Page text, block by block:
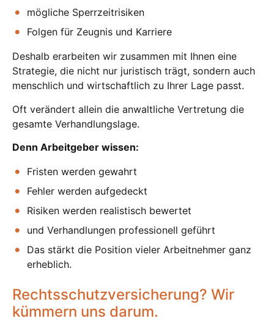
mögliche Sperrzeitrisiken
Folgen für Zeugnis und Karriere
Deshalb erarbeiten wir zusammen mit Ihnen eine
Strategie, die nicht nur juristisch trägt, sondern auch
menschlich und wirtschaftlich zu Ihrer Lage passt.
Oft verändert allein die anwaltliche Vertretung die
gesamte Verhandlungslage.
Denn Arbeitgeber wissen:
Fristen werden gewahrt
Fehler werden aufgedeckt
Risiken werden realistisch bewertet
und Verhandlungen professionell geführt
Das stärkt die Position vieler Arbeitnehmer ganz
erheblich.
Rechtsschutzversicherung? Wir
kümmern uns darum.